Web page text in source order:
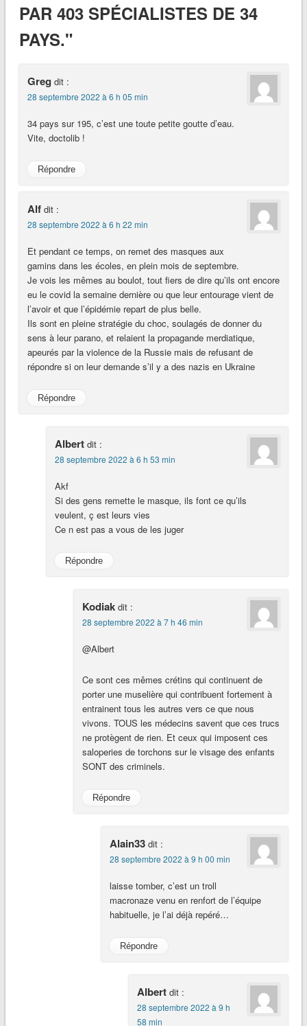
PAR 403 SPÉCIALISTES DE 34
PAYS."
Greg dit :
28 septembre 2022 à 6 h 05 min
34 pays sur 195, c’est une toute petite goutte d’eau.
Vite, doctolib !
Répondre
Alf dit :
28 septembre 2022 à 6 h 22 min
Et pendant ce temps, on remet des masques aux
gamins dans les écoles, en plein mois de septembre.
Je vois les mêmes au boulot, tout fiers de dire qu’ils ont encore
eu le covid la semaine dernière ou que leur entourage vient de
l’avoir et que l’épidémie repart de plus belle.
Ils sont en pleine stratégie du choc, soulagés de donner du
sens à leur parano, et relaient la propagande merdiatique,
apeurés par la violence de la Russie mais de refusant de
répondre si on leur demande s’il y a des nazis en Ukraine
Répondre
Albert dit :
28 septembre 2022 à 6 h 53 min
Akf
Si des gens remette le masque, ils font ce qu’ils
veulent, ç est leurs vies
Ce n est pas a vous de les juger
Répondre
Kodiak dit :
28 septembre 2022 à 7 h 46 min
@Albert
Ce sont ces mêmes crétins qui continuent de
porter une muselière qui contribuent fortement à
entrainent tous les autres vers ce que nous
vivons. TOUS les médecins savent que ces trucs
ne protègent de rien. Et ceux qui imposent ces
saloperies de torchons sur le visage des enfants
SONT des criminels.
Répondre
Alain33 dit :
28 septembre 2022 à 9 h 00 min
laisse tomber, c’est un troll
macronaze venu en renfort de l’équipe
habituelle, je l’ai déjà repéré…
Répondre
Albert dit :
28 septembre 2022 à 9 h
58 min